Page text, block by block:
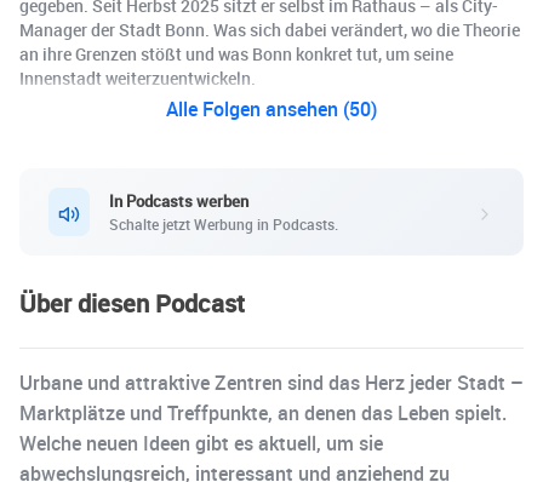
gegeben. Seit Herbst 2025 sitzt er selbst im Rathaus – als City-
Manager der Stadt Bonn. Was sich dabei verändert, wo die Theorie
an ihre Grenzen stößt und was Bonn konkret tut, um seine
Innenstadt weiterzuentwickeln.
Alle Folgen ansehen (50)
In Podcasts werben
Schalte jetzt Werbung in Podcasts.
Über diesen Podcast
Urbane und attraktive Zentren sind das Herz jeder Stadt –
Marktplätze und Treffpunkte, an denen das Leben spielt.
Welche neuen Ideen gibt es aktuell, um sie
abwechslungsreich, interessant und anziehend zu